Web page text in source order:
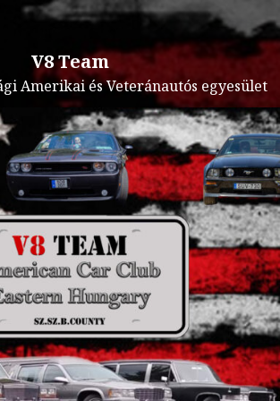
V8 Team
Amerikai és Veteránautós egyesület